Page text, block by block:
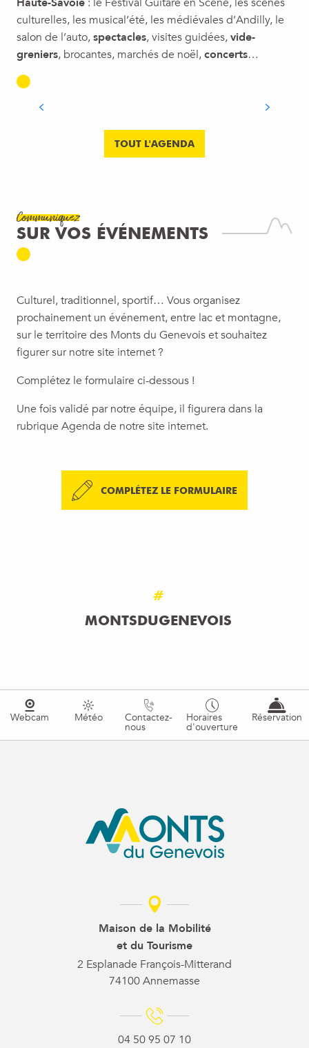
culturelles, les musical’été, les médiévales d’Andilly, le
salon de l’auto,spectacles, visites guidées,vide-
greniers, brocantes, marchés de noël,concerts…
FESTIVAL LES MUSICAL’ÉTÉ À
ANNEMASSE : VOS SOIRÉES
TOUT L'AGENDA
Communiquez
SUR VOS ÉVÉNEMENTS
Culturel, traditionnel, sportif… Vous organisez
prochainement un événement, entre lac et montagne,
sur le territoire des Monts du Genevois et souhaitez
figurer sur notre site internet ?
Complétez le formulaire ci-dessous !
Une fois validé par notre équipe, il figurera dans la
rubrique Agenda de notre site internet.
COMPLÉTEZ LE FORMULAIRE
#
MONTSDUGENEVOIS
Webcam Météo Contactez-
nous
Horaires
d'ouverture
Réservation
Maison de la Mobilité
et du Tourisme
2 Esplanade François-Mitterand
74100 Annemasse
04 50 95 07 10